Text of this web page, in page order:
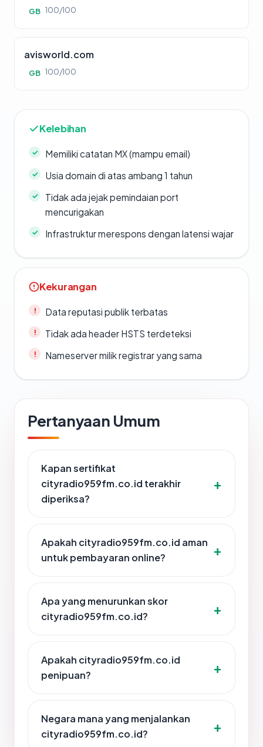
GB 100/100
avisworld.com
GB 100/100
Kelebihan
Memiliki catatan MX (mampu email)
Usia domain di atas ambang 1 tahun
Tidak ada jejak pemindaian port
mencurigakan
Infrastruktur merespons dengan latensi wajar
Kekurangan
Data reputasi publik terbatas
Tidak ada header HSTS terdeteksi
Nameserver milik registrar yang sama
Pertanyaan Umum
Kapan sertifikat
cityradio959fm.co.id terakhir
diperiksa?
Apakah cityradio959fm.co.id aman
untuk pembayaran online?
Apa yang menurunkan skor
cityradio959fm.co.id?
Apakah cityradio959fm.co.id
penipuan?
Negara mana yang menjalankan
cityradio959fm.co.id?